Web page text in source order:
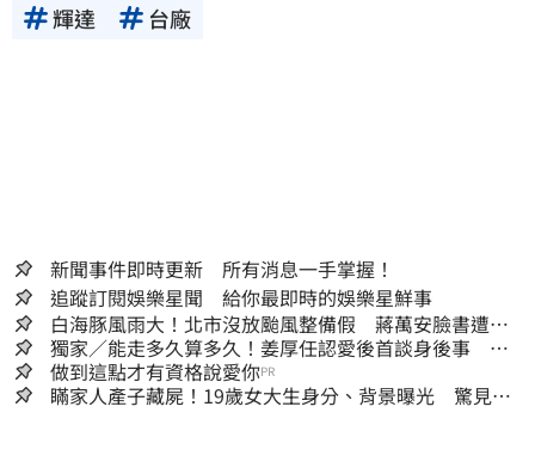
輝達
台廠
新聞事件即時更新 所有消息一手掌握！
追蹤訂閱娛樂星聞 給你最即時的娛樂星鮮事
白海豚風雨大！北市沒放颱風整備假 蔣萬安臉書遭網
友灌爆：標準在哪？
獨家／能走多久算多久！姜厚任認愛後首談身後事
「遺囑進度」曝光
做到這點才有資格說愛你PR
瞞家人產子藏屍！19歲女大生身分、背景曝光 驚見